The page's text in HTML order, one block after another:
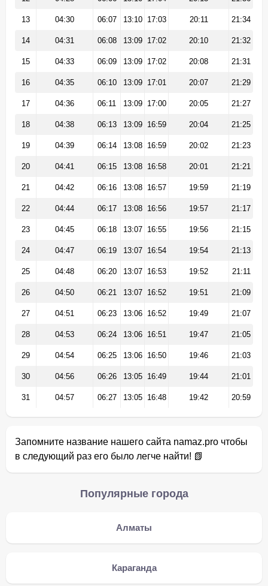
13 04:30 06:07 13:10 17:03 20:11 21:34
14 04:31 06:08 13:09 17:02 20:10 21:32
15 04:33 06:09 13:09 17:02 20:08 21:31
16 04:35 06:10 13:09 17:01 20:07 21:29
17 04:36 06:11 13:09 17:00 20:05 21:27
18 04:38 06:13 13:09 16:59 20:04 21:25
19 04:39 06:14 13:08 16:59 20:02 21:23
20 04:41 06:15 13:08 16:58 20:01 21:21
21 04:42 06:16 13:08 16:57 19:59 21:19
22 04:44 06:17 13:08 16:56 19:57 21:17
23 04:45 06:18 13:07 16:55 19:56 21:15
24 04:47 06:19 13:07 16:54 19:54 21:13
25 04:48 06:20 13:07 16:53 19:52 21:11
26 04:50 06:21 13:07 16:52 19:51 21:09
27 04:51 06:23 13:06 16:52 19:49 21:07
28 04:53 06:24 13:06 16:51 19:47 21:05
29 04:54 06:25 13:06 16:50 19:46 21:03
30 04:56 06:26 13:05 16:49 19:44 21:01
31 04:57 06:27 13:05 16:48 19:42 20:59
Запомните название нашего сайта namaz.pro чтобы
в следующий раз его было легче найти! 📗
Популярные города
Алматы
Караганда